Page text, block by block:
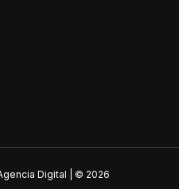
Digital | © 2026